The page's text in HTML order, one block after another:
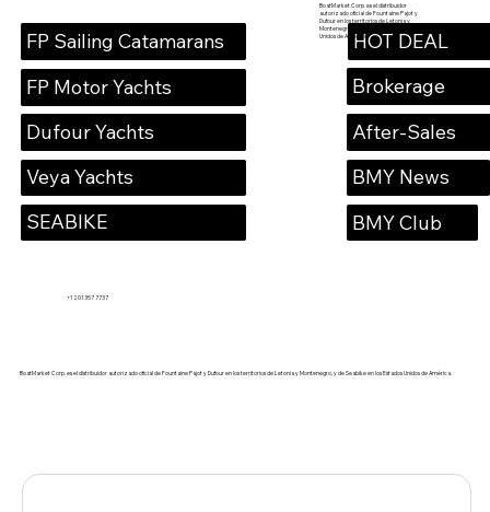
BoatMarket Corp. es el distribuidor autorizado oficial de Fountaine Pajot y Dufour en los territorios de Letonia y Montenegro, y de Seabike en los Estados Unidos de América.
+1 201 357 7737
FP Sailing Catamarans
FP Motor Yachts
Dufour Yachts
Veya Yachts
SEABIKE
HOT DEAL
Brokerage
After-Sales
BMY News
BMY Club
BoatMarket Corp. es el distribuidor
autorizado oficial de Fountaine Pajot y
Dufour en los territorios de Letonia y
Montenegro, y de Seabike en los Estados
Unidos de América.